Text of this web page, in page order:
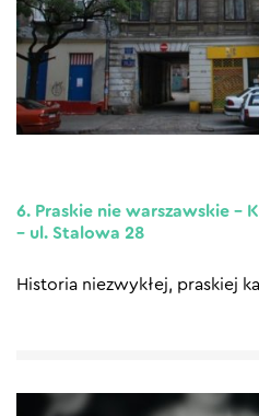
6. Praskie nie warszawskie –
– ul. Stalowa 28
Historia niezwykłej, praskiej